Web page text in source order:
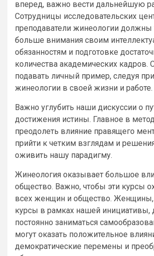
вперед, важно вести дальнейшую
Сотрудницы исследовательских
преподаватели жинеологии должны
больше внимания своим
обязанностям и подготовке
количества академических
подавать личный пример, следуя
жинеологии в своей жизни и работе.
Важно углубить наши дискуссии о
достижения истины. Главное в
преодолеть влияние правящего
прийти к четким взглядам и
оживить нашу парадигму.
Жинеология оказывает большое
общество. Важно, чтобы эти курсы
всех женщин и общество.
курсы в рамках нашей
постоянно заниматься
могут оказать положительное
демократические перемены и